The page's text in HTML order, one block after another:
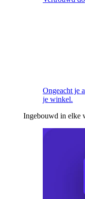
Ongeacht je
je winkel.
Ingebouwd in elke